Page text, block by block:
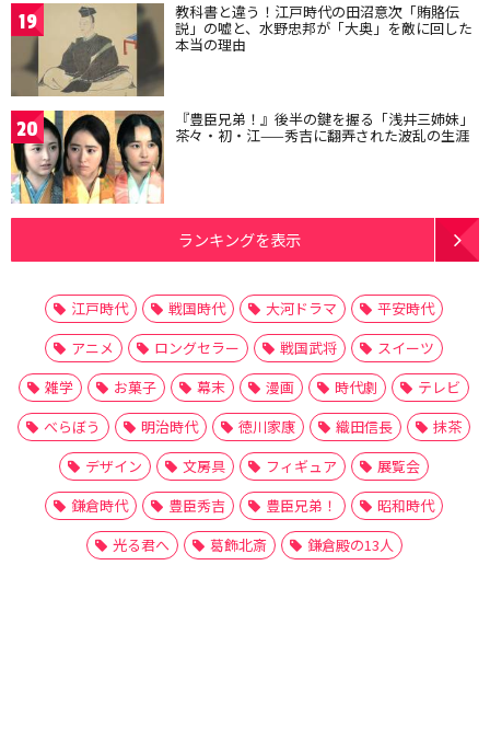
19 教科書と違う！江戸時代の田沼意次「賄賂伝
説」の嘘と、水野忠邦が「大奥」を敵に回した
本当の理由
20 『豊臣兄弟！』後半の鍵を握る「浅井三姉妹」
茶々・初・江——秀吉に翻弄された波乱の生涯
ランキングを表示
江戸時代 戦国時代 大河ドラマ
平安時代
アニメ
ロングセラー 戦国武将
スイーツ
雑学
お菓子 幕末 漫画 時代劇
テレビ
べらぼう
明治時代 徳川家康 織田信長
抹茶
デザイン
文房具 フィギュア
展覧会
鎌倉時代
豊臣秀吉 豊臣兄弟！
昭和時代
光る君へ
葛飾北斎 鎌倉殿の13人